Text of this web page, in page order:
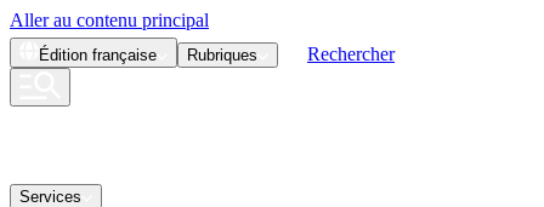
Aller au contenu principal
Édition française Rubriques Rechercher
Services